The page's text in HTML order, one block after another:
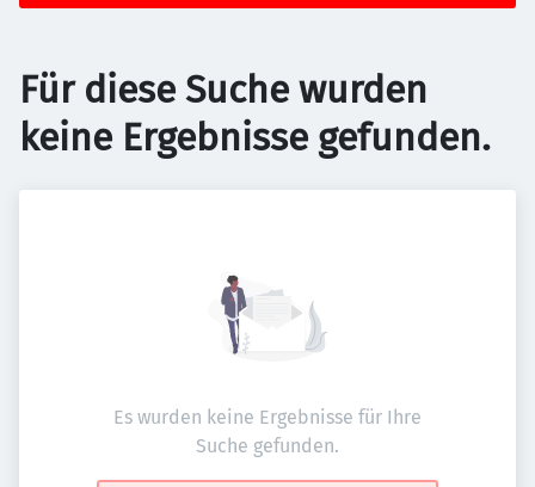
Für diese Suche wurden
keine Ergebnisse gefunden.
Es wurden keine Ergebnisse für Ihre
Suche gefunden.